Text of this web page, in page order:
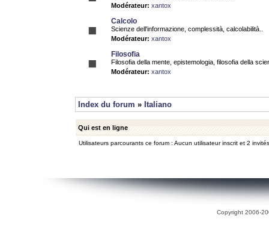
Modérateur: xantox
Calcolo
Scienze dell'informazione, complessità, calcolabilità..
Modérateur: xantox
Filosofia
Filosofia della mente, epistemologia, filosofia della
Modérateur: xantox
Index du forum » Italiano
Qui est en ligne
Utilisateurs parcourants ce forum : Aucun utilisateur inscrit et 2 invités
Copyright 2006-